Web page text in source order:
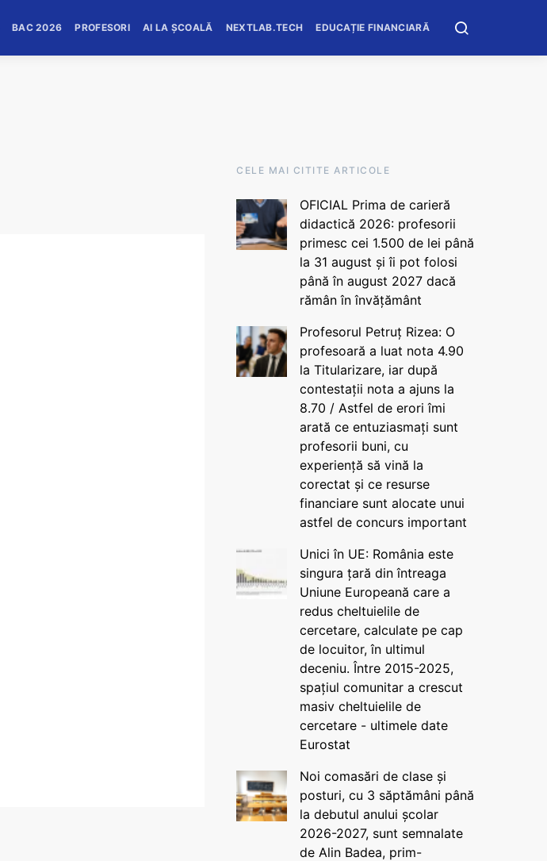
BAC 2026 PROFESORI AI LA ȘCOALĂ NEXTLAB.TECH EDUCAȚIE FINANCIARĂ
CELE MAI CITITE ARTICOLE
OFICIAL Prima de carieră
didactică 2026: profesorii
primesc cei 1.500 de lei până
la 31 august și îi pot folosi
până în august 2027 dacă
rămân în învățământ
Profesorul Petruț Rizea: O
profesoară a luat nota 4.90
la Titularizare, iar după
contestații nota a ajuns la
8.70 / Astfel de erori îmi
arată ce entuziasmați sunt
profesorii buni, cu
experiență să vină la
corectat și ce resurse
financiare sunt alocate unui
astfel de concurs important
Unici în UE: România este
singura țară din întreaga
Uniune Europeană care a
redus cheltuielile de
cercetare, calculate pe cap
de locuitor, în ultimul
deceniu. Între 2015-2025,
spațiul comunitar a crescut
masiv cheltuielile de
cercetare - ultimele date
Eurostat
Noi comasări de clase și
posturi, cu 3 săptămâni până
la debutul anului școlar
2026-2027, sunt semnalate
de Alin Badea, prim-